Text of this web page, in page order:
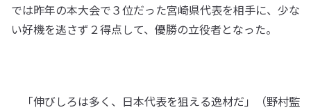
では昨年の本大会で３位だった宮崎県代表を相手に、少な
い好機を逃さず２得点して、優勝の立役者となった。
「伸びしろは多く、日本代表を狙える逸材だ」（野村監